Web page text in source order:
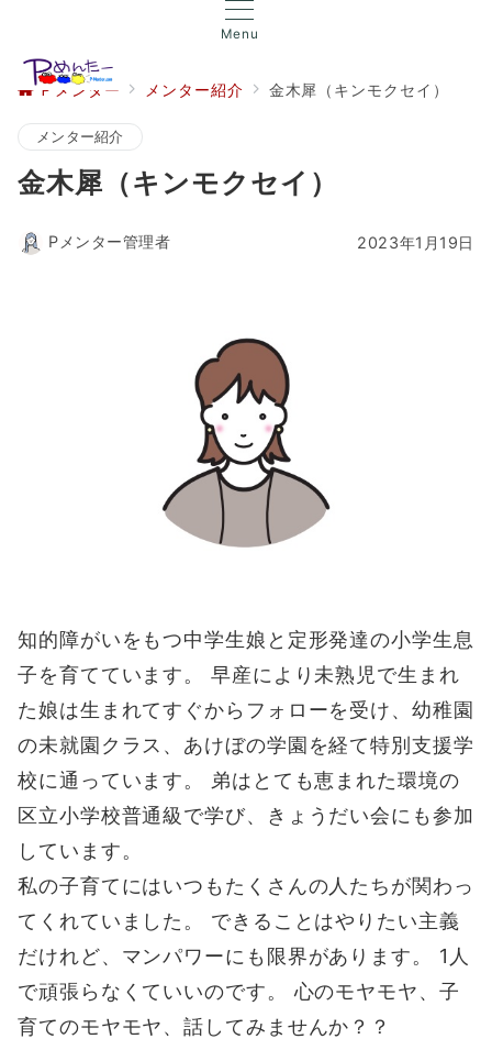
Menu
Ｐメンター メンター紹介 金木犀（キンモクセイ）
メンター紹介
金木犀（キンモクセイ）
2023年1月19日
Pメンター管理者
知的障がいをもつ中学生娘と定形発達の小学生息
子を育てています。 早産により未熟児で生まれ
た娘は生まれてすぐからフォローを受け、幼稚園
の未就園クラス、あけぼの学園を経て特別支援学
校に通っています。 弟はとても恵まれた環境の
区立小学校普通級で学び、きょうだい会にも参加
しています。
私の子育てにはいつもたくさんの人たちが関わっ
てくれていました。 できることはやりたい主義
だけれど、マンパワーにも限界があります。 1人
で頑張らなくていいのです。 心のモヤモヤ、子
育てのモヤモヤ、話してみませんか？？